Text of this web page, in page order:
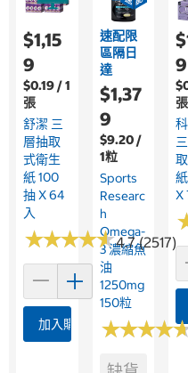
$1,15
9
$0.19 / 1
張
舒潔 三
層抽取
式衛生
紙 100
抽 X 64
入
★★★★★
★★★★★4.7 (2517)
加入購物車
速配限
區隔日
達
$1,37
9
$9.20 /
1粒
Sports
Researc
H
Omega-
3 濃縮魚
油
1250mg
150粒
★★★★
★★★★
9
張
X